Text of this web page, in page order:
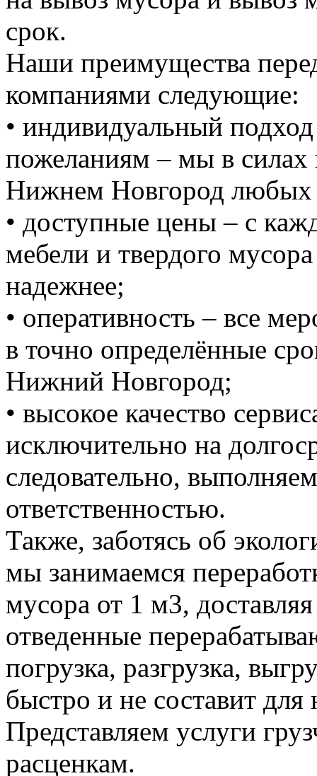
срок.
Наши преимущества
компаниями следующие:
• индивидуальный
пожеланиям – мы в силах
Нижнем Новгород любых
• доступные цены – с
мебели и твердого
надежнее;
• оперативность – все
в точно определённые
Нижний Новгород;
• высокое качество
исключительно на
следовательно,
ответственностью.
Также, заботясь об
мы занимаемся
мусора от 1 м3,
отведенные
погрузка, разгрузка,
быстро и не составит для
Представляем услуги
расценкам.